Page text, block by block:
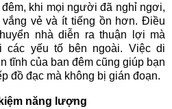
khi mọi người đã nghỉ ngơi,
vẻ và ít tiếng ồn hơn. Điều
nhà diễn ra thuận lợi mà
các yếu tố bên ngoài. Việc di
tĩnh của ban đêm cũng giúp bạn
đồ đạc mà không bị gián đoạn.
năng lượng